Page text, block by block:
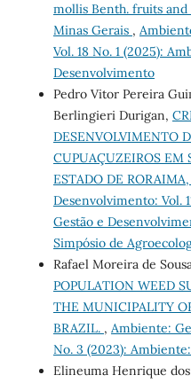
mollis Benth. fruits
Minas Gerais ,
Vol. 18 No. 1 (2025):
Desenvolvimento
Pedro Vitor Pereira
Berlingieri Durigan,
DESENVOLVIMENTO
CUPUAÇUZEIROS EM
ESTADO DE
Desenvolvimento: Vol.
Gestão e
Simpósio de
Rafael Moreira de
POPULATION WEED
THE MUNICIPALITY
BRAZIL. , Ambiente:
No. 3 (2023):
Elineuma Henrique dos